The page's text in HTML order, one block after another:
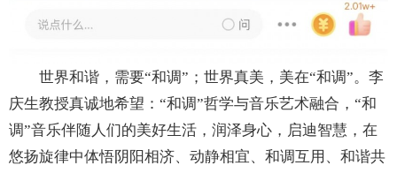
世界和谐，需要“和调”；世界真美，美在“和调”。李
庆生教授真诚地希望：“和调”哲学与音乐艺术融合，“和
调”音乐伴随人们的美好生活，润泽身心，启迪智慧，在
悠扬旋律中体悟阴阳相济、动静相宜、和调互用、和谐共